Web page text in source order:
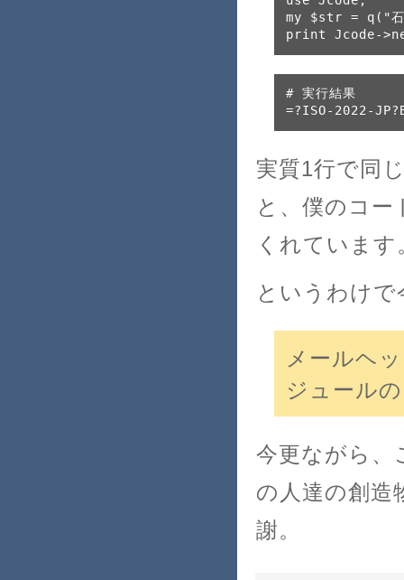
my $str = q("石
print Jcode-
# 実行結果
=?ISO-2022-
実質1行で同
と、僕のコ
くれていま
というわけ
メールヘ
ジュール
今更ながら、
の人達の創造
謝。